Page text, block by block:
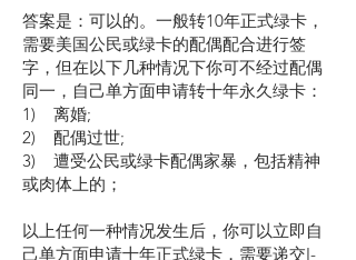
答案是：可以的。一般转10年正式绿卡，
需要美国公民或绿卡的配偶配合进行签
字，但在以下几种情况下你可不经过配偶
同一，自己单方面申请转十年永久绿卡：
1) 离婚;
2) 配偶过世;
3) 遭受公民或绿卡配偶家暴，包括精神
或肉体上的；
以上任何一种情况发生后，你可以立即自
己单方面申请十年正式绿卡，需要递交I-